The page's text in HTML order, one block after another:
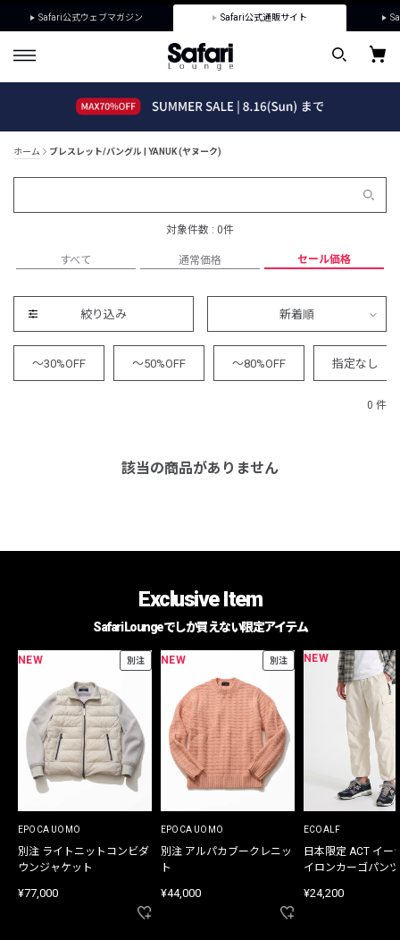
Safari公式ウェブマガジン Safari公式通販サイト
ホーム ブレスレット/バングル | YANUK (ヤヌーク)
対象件数 : 0件
すべて 通常価格 セール価格
絞り込み 新着順
～30%OFF ～50%OFF ～80%OFF 指定なし
0 件
該当の商品がありません
Exclusive Item
Safari Loungeでしか買えない限定アイテム
NEW 別注
EPOCA UOMO
別注 ライトニットコンビダ
ウンジャケット
¥77,000
NEW 別注
EPOCA UOMO
別注 アルパカブークレニッ
ト
¥44,000
NEW
ECOALF
日本限定 ACT イー
イロンカーゴパンツ
¥24,200